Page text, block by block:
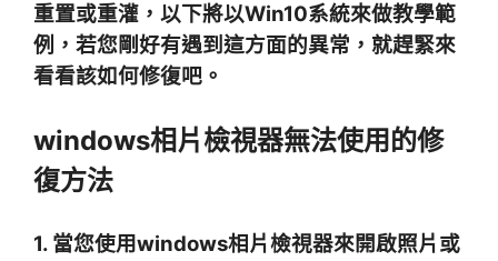
重置或重灌，以下將以Win10系統來做教學範
例，若您剛好有遇到這方面的異常，就趕緊來
看看該如何修復吧。
windows相片檢視器無法使用的修
復方法
1. 當您使用windows相片檢視器來開啟照片或